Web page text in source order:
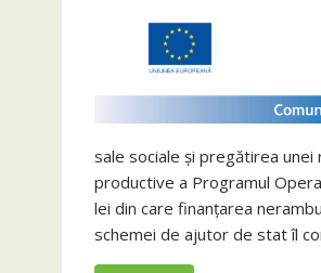
sale sociale și pregătirea
productive a Programul
lei din care finanţarea
schemei de ajutor de stat îl